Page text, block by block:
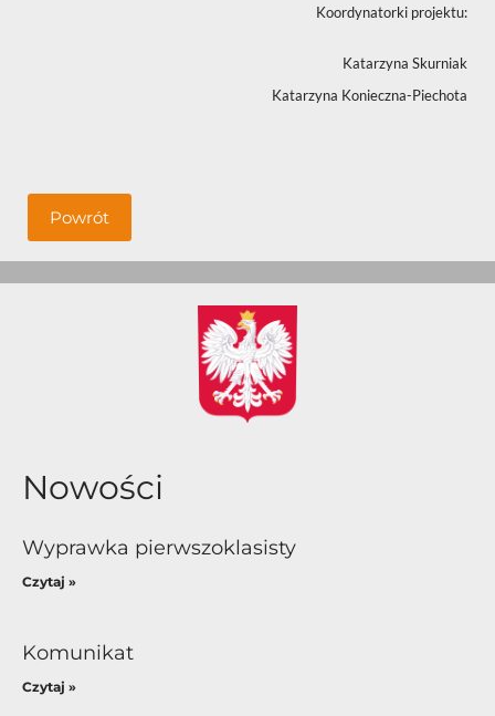
Koordynatorki projektu:
Katarzyna Skurniak
Katarzyna Konieczna-Piechota
Powrót
Nowości
Wyprawka pierwszoklasisty
Czytaj »
Komunikat
Czytaj »